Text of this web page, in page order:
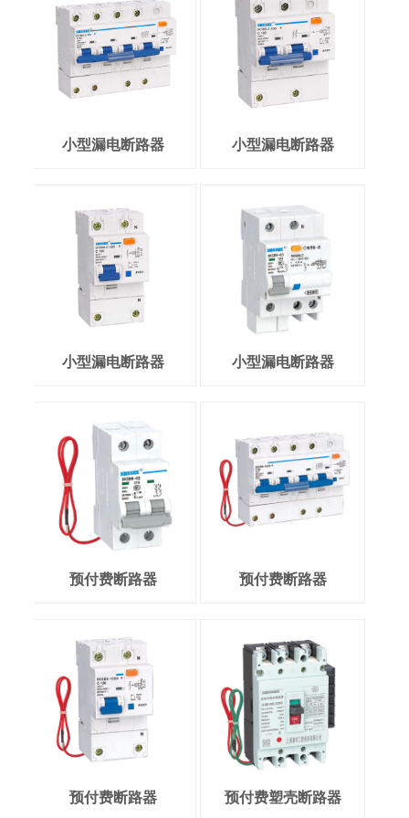
小型漏电断路器 小型漏电断路器
小型漏电断路器 小型漏电断路器
预付费断路器 预付费断路器
预付费断路器 预付费塑壳断路器